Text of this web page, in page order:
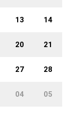
13 14
20 21
27 28
04 05